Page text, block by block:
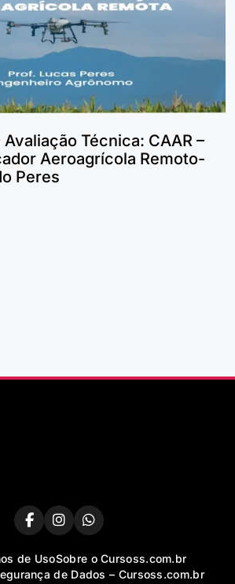
Técnica: CAAR –
Aeroagrícola Remoto-
Peres
de UsoSobre o Cursoss.com.br
de Dados – Cursoss.com.br